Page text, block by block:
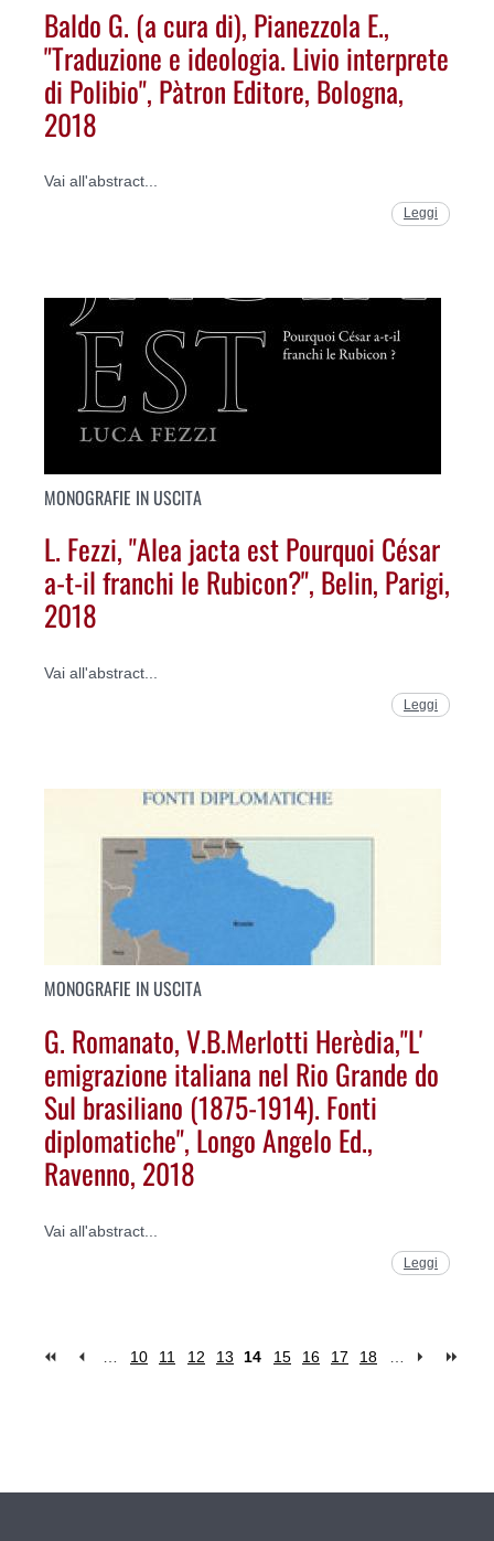
Baldo G. (a cura di), Pianezzola E.,
"Traduzione e ideologia. Livio interprete
di Polibio", Pàtron Editore, Bologna,
2018
Vai all'abstract...
Leggi
MONOGRAFIE IN USCITA
L. Fezzi, "Alea jacta est Pourquoi César
a-t-il franchi le Rubicon?", Belin, Parigi,
2018
Vai all'abstract...
Leggi
MONOGRAFIE IN USCITA
G. Romanato, V.B.Merlotti Herèdia,"L'
emigrazione italiana nel Rio Grande do
Sul brasiliano (1875-1914). Fonti
diplomatiche", Longo Angelo Ed.,
Ravenno, 2018
Vai all'abstract...
Leggi
10 11 12 13 14 15 16 17 18